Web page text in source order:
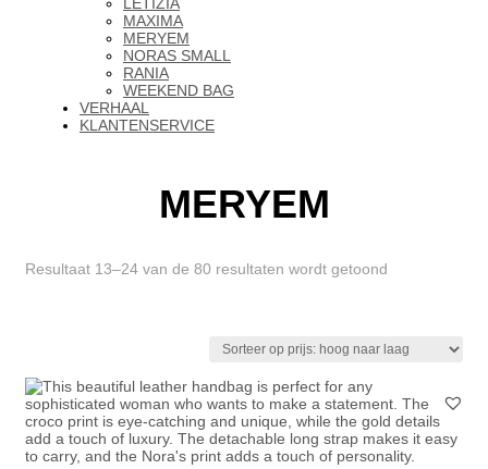
MAXIMA
MERYEM
NORAS SMALL
RANIA
WEEKEND BAG
VERHAAL
KLANTENSERVICE
MERYEM
Resultaat 13–24 van de 80 resultaten wordt getoond
laag